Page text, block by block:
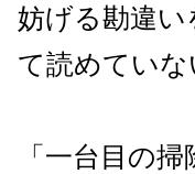
妨げる勘違
て読めてい
「一台目の